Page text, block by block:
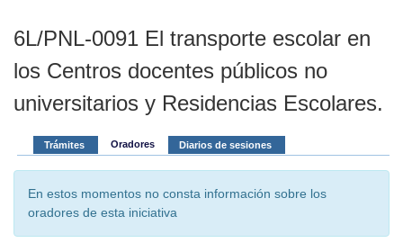
6L/PNL-0091 El transporte escolar en
los Centros docentes públicos no
universitarios y Residencias Escolares.
Trámites Oradores Diarios de sesiones
En estos momentos no consta información sobre los
oradores de esta iniciativa